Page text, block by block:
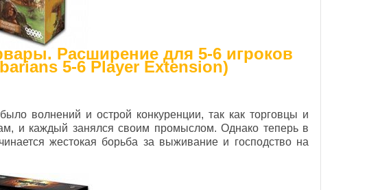
Расширение для 5-6 игроков
5-6 Player Extension)
волнений и острой конкуренции, так как торговцы и
и каждый занялся своим промыслом. Однако теперь в
жестокая борьба за выживание и господство на